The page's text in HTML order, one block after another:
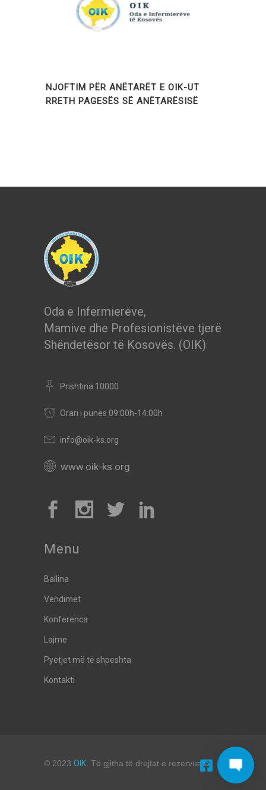
NJOFTIM PËR ANËTARËT E OIK-UT
RRETH PAGESËS SË ANËTARËSISË
Oda e Infermierëve,
Mamive dhe Profesionistëve tjerë
Shëndetësor të Kosovës. (OIK)
Prishtina 10000
Orari i punës 09:00h-14:00h
info@oik-ks.org
www.oik-ks.org
Menu
Ballina
Vendimet
Konferenca
Lajme
Pyetjet më të shpeshta
Kontakti
© 2023 OIK . Të gjitha të drejtat e rezervuara.